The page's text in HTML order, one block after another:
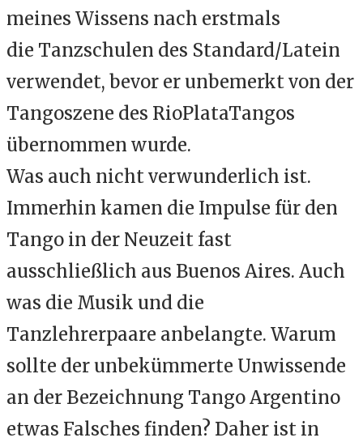
meines Wissens nach erstmals
die Tanzschulen des Standard/Latein
verwendet, bevor er unbemerkt von der
Tangoszene des RioPlataTangos
übernommen wurde.
Was auch nicht verwunderlich ist.
Immerhin kamen die Impulse für den
Tango in der Neuzeit fast
ausschließlich aus Buenos Aires. Auch
was die Musik und die
Tanzlehrerpaare anbelangte. Warum
sollte der unbekümmerte Unwissende
an der Bezeichnung Tango Argentino
etwas Falsches finden? Daher ist in